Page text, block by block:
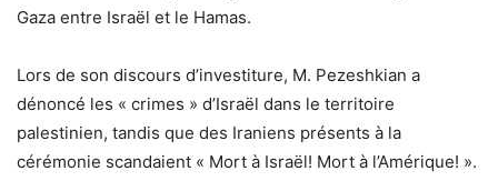
Gaza entre Israël et le Hamas.
Lors de son discours d’investiture, M. Pezeshkian a
dénoncé les « crimes » d’Israël dans le territoire
palestinien, tandis que des Iraniens présents à la
cérémonie scandaient « Mort à Israël! Mort à l’Amérique! ».